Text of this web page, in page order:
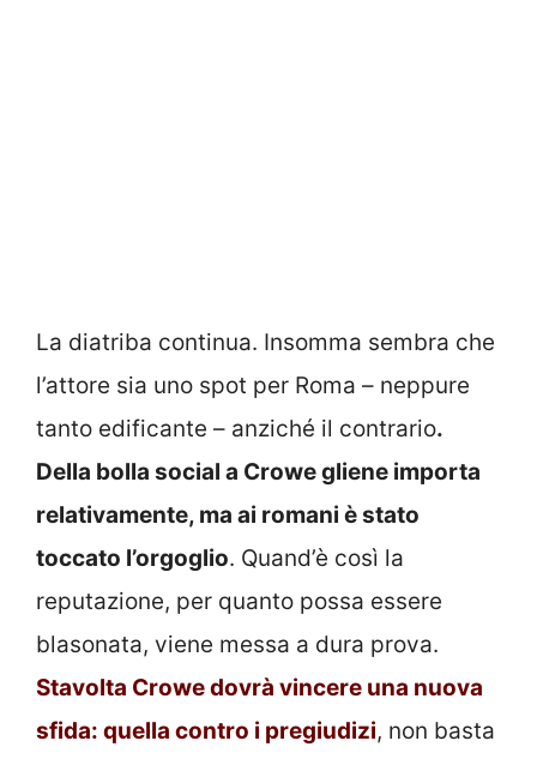
La diatriba continua. Insomma sembra che
l’attore sia uno spot per Roma – neppure
tanto edificante – anziché il contrario.
Della bolla social a Crowe gliene importa
relativamente, ma ai romani è stato
toccato l’orgoglio. Quand’è così la
reputazione, per quanto possa essere
blasonata, viene messa a dura prova.
Stavolta Crowe dovrà vincere una nuova
sfida: quella contro i pregiudizi, non basta